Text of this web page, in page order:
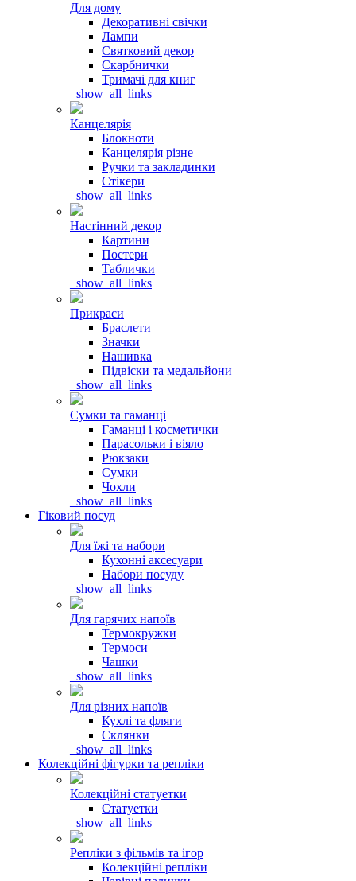
Для дому
Декоративні свічки
Лампи
Святковий декор
Скарбнички
Тримачі для книг
_show_all_links
Канцелярія
Блокноти
Канцелярія різне
Ручки та закладинки
Стікери
_show_all_links
Настінний декор
Картини
Постери
Таблички
_show_all_links
Прикраси
Браслети
Значки
Нашивка
Підвіски та медальйони
_show_all_links
Сумки та гаманці
Гаманці і косметички
Парасольки і віяло
Рюкзаки
Сумки
Чохли
_show_all_links
Гіковий посуд
Для їжі та набори
Кухонні аксесуари
Набори посуду
_show_all_links
Для гарячих напоїв
Термокружки
Термоси
Чашки
_show_all_links
Для різних напоїв
Кухлі та фляги
Склянки
_show_all_links
Колекційні фігурки та репліки
Колекційні статуетки
Статуетки
_show_all_links
Репліки з фільмів та ігор
Колекційні репліки